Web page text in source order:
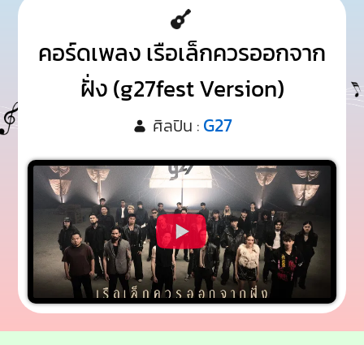
คอร์ดเพลง เรือเล็กควรออกจาก
ฝั่ง (g27fest Version)
ศิลปิน : G27